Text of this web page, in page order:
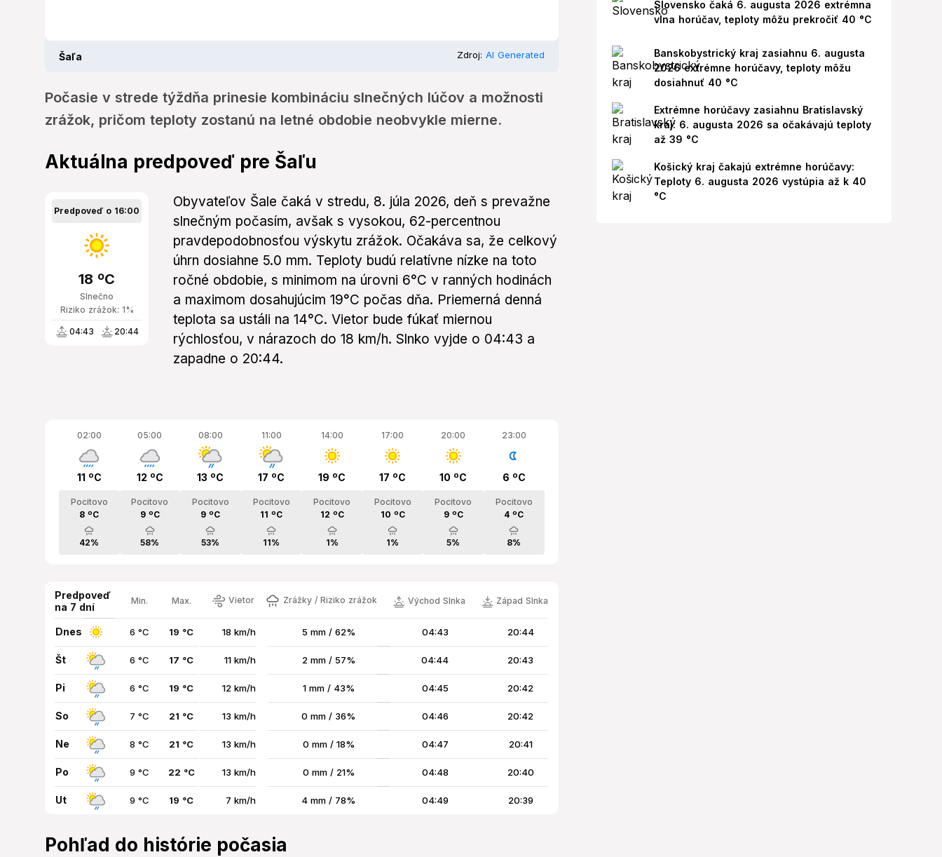
Šaľa Zdroj: AI Generated
Počasie v strede týždňa prinesie kombináciu slnečných lúčov a možnosti
zrážok, pričom teploty zostanú na letné obdobie neobvykle mierne.
Aktuálna predpoveď pre Šaľu
Predpoveď o 16:00
Slnečno
18 ºC
Riziko zrážok: 1%
04:43 20:44
Obyvateľov Šale čaká v stredu, 8. júla 2026, deň s prevažne
slnečným počasím, avšak s vysokou, 62-percentnou
pravdepodobnosťou výskytu zrážok. Očakáva sa, že celkový
úhrn dosiahne 5.0 mm. Teploty budú relatívne nízke na toto
ročné obdobie, s minimom na úrovni 6°C v ranných hodinách
a maximom dosahujúcim 19°C počas dňa. Priemerná denná
teplota sa ustáli na 14°C. Vietor bude fúkať miernou
rýchlosťou, v nárazoch do 18 km/h. Slnko vyjde o 04:43 a
zapadne o 20:44.
02:00
11 ºC
Pocitovo
8 ºC
42%
05:00
12 ºC
Pocitovo
9 ºC
58%
08:00
13 ºC
Pocitovo
9 ºC
53%
11:00
17 ºC
Pocitovo
11 ºC
11%
14:00
19 ºC
Pocitovo
12 ºC
1%
17:00
17 ºC
Pocitovo
10 ºC
1%
20:00
10 ºC
Pocitovo
9 ºC
5%
23:00
6 ºC
Pocitovo
4 ºC
8%
Predpoveď
na 7 dní
Min. Max. Vietor Zrážky / Riziko zrážok Východ Slnka Západ Slnka
Dnes 6 °C 19 °C 18 km/h 5 mm / 62% 04:43 20:44
Št 6 °C 17 °C 11 km/h 2 mm / 57% 04:44 20:43
Pi 6 °C 19 °C 12 km/h 1 mm / 43% 04:45 20:42
So 7 °C 21 °C 13 km/h 0 mm / 36% 04:46 20:42
Ne 8 °C 21 °C 13 km/h 0 mm / 18% 04:47 20:41
Po 9 °C 22 °C 13 km/h 0 mm / 21% 04:48 20:40
Ut 9 °C 19 °C 7 km/h 4 mm / 78% 04:49 20:39
Pohľad do histórie počasia
Slovensko čaká 6. augusta 2026 extrémna
vlna horúčav, teploty môžu prekročiť 40 °C
Banskobystrický kraj zasiahnu 6. augusta
2026 extrémne horúčavy, teploty môžu
dosiahnuť 40 °C
Extrémne horúčavy zasiahnu Bratislavský
kraj: 6. augusta 2026 sa očakávajú teploty
až 39 °C
Košický kraj čakajú extrémne horúčavy:
Teploty 6. augusta 2026 vystúpia až k 40
°C